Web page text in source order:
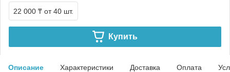
22 000 ₸ от 40 шт.
Купить
Описание Характеристики Доставка Оплата